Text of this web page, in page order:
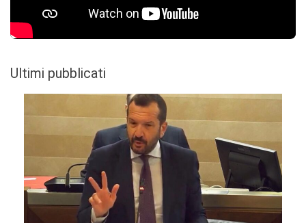
Ultimi pubblicati